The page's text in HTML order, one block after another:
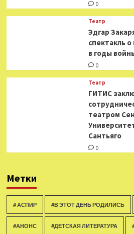
0
Театр
Эдгар
спектакль
в годы
0
Театр
ГИТИС
театром
Сантьяго
0
Метки
# АСПИР #В ЭТОТ ДЕНЬ РОДИЛИСЬ
#АНОНС #ДЕТСКАЯ ЛИТЕРАТУРА